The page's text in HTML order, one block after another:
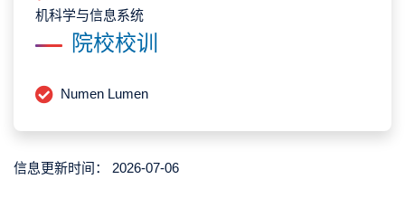
机科学与信息系统
院校校训
Numen Lumen
信息更新时间： 2026-07-06